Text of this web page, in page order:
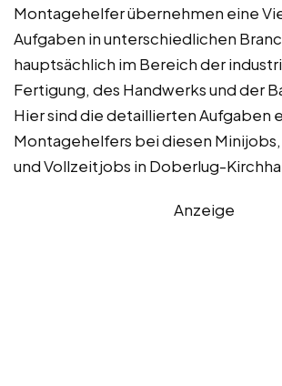
Montagehelfer übernehmen eine
Aufgaben in unterschiedlichen
hauptsächlich im Bereich der
Fertigung, des Handwerks und der
Hier sind die detaillierten Aufgaben
Montagehelfers bei diesen
und Vollzeitjobs in Doberlug-
Anzeige